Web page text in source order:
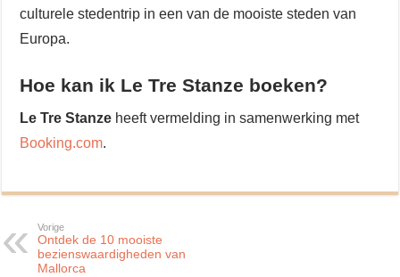
culturele stedentrip in een van de mooiste steden van
Europa.
Hoe kan ik Le Tre Stanze boeken?
Le Tre Stanze heeft vermelding in samenwerking met
Booking.com.
Vorige
Ontdek de 10 mooiste
bezienswaardigheden van
Mallorca